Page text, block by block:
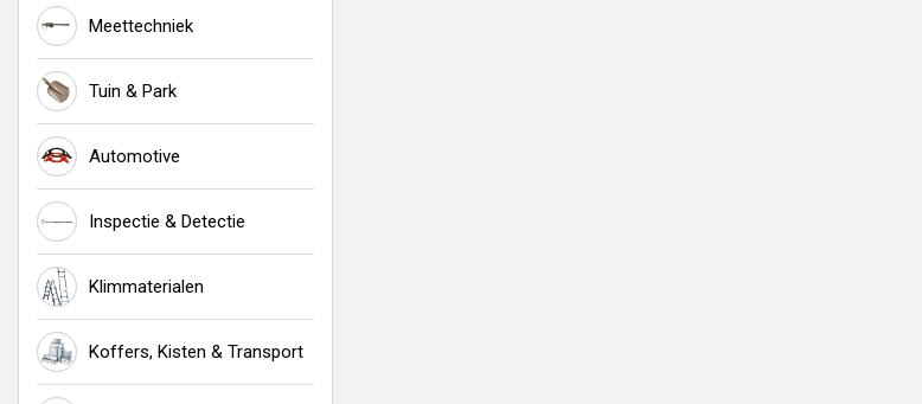
Meettechniek
Tuin & Park
Automotive
Inspectie & Detectie
Klimmaterialen
Koffers, Kisten & Transport